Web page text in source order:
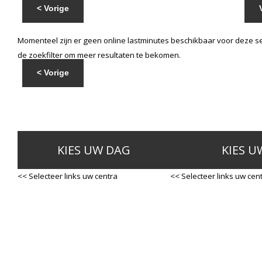
< Vorige
Momenteel zijn er geen online lastminutes beschikbaar voor deze
de zoekfilter om meer resultaten te bekomen.
< Vorige
KIES UW DAG
<< Selecteer links uw centra
KIES
<< Selecteer links uw